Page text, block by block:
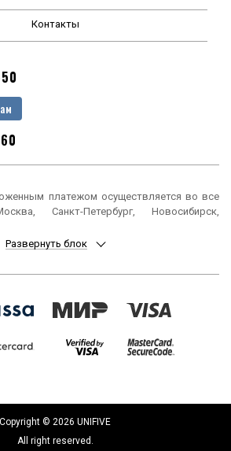
Контакты
платежом осуществляется во все
Санкт-Петербург, Новосибирск,
Красноярск, Пермь, Воронеж, Волгоград,
Ярославль, Владивосток, Томск,
Киров, Чебоксары, Тула, Калининград,
Улан-Удэ, Тверь, Магнитогорск,
Симферополь, Смоленск, Волжский,
Химки, Сыктывкар, Нижнекамск, Шахты,
Ангарск, Энгельс, Благовещенск, Старый
Королёв, Псков, Мытищи, Бийск,
Развернуть блок
Copyright © 2026 UNIFIVE
All right reserved.